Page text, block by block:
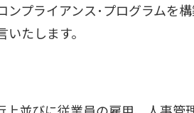
プライアンス･プログラムを
たします。